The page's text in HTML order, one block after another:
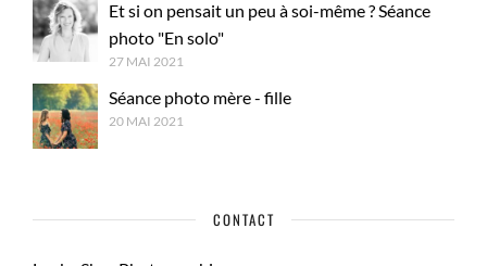
Et si on pensait un peu à soi-même ? Séance
photo "En solo"
27 MAI 2021
Séance photo mère - fille
20 MAI 2021
CONTACT